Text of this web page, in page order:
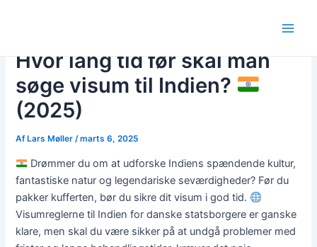
Hvor lang tid før skal man
søge visum til Indien?
(2025)
AfLars Møller /marts 6, 2025
Drømmer du om at udforske Indiens spændende kultur,
fantastiske natur og legendariske seværdigheder? Før du
pakker kufferten, bør du sikre dit visum i god tid.
Visumreglerne til Indien for danske statsborgere er ganske
klare, men skal du være sikker på at undgå problemer med